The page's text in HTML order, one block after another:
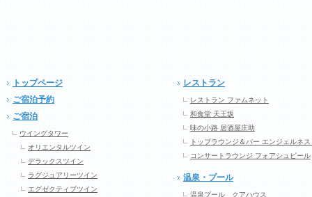
トップページ
ご宿泊予約
ご宿泊
ウイングタワー
オリエンタルツイン
デラックスツイン
ラグジュアリーツイン
エグゼクティブツイン
レストラン
レストラン ファムネット
和食堂 天王坂
味の小路 居酒屋庄助
トップラウンジ＆バー エンジェルネス
コンサートラウンジ フォアシュピール
温泉・プール
温泉プール クアハウス